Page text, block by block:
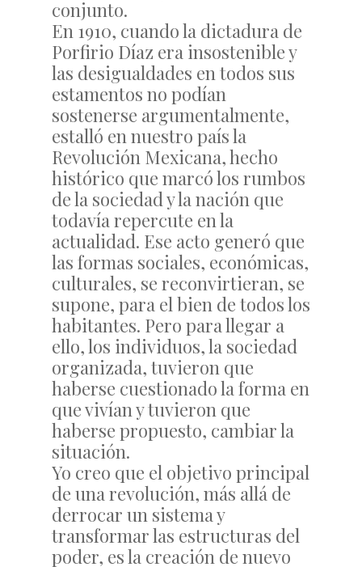
conjunto.
En 1910, cuando la dictadura de
Porfirio Díaz era insostenible y
las desigualdades en todos sus
estamentos no podían
sostenerse argumentalmente,
estalló en nuestro país la
Revolución Mexicana, hecho
histórico que marcó los rumbos
de la sociedad y la nación que
todavía repercute en la
actualidad. Ese acto generó que
las formas sociales, económicas,
culturales, se reconvirtieran, se
supone, para el bien de todos los
habitantes. Pero para llegar a
ello, los individuos, la sociedad
organizada, tuvieron que
haberse cuestionado la forma en
que vivían y tuvieron que
haberse propuesto, cambiar la
situación.
Yo creo que el objetivo principal
de una revolución, más allá de
derrocar un sistema y
transformar las estructuras del
poder, es la creación de nuevo